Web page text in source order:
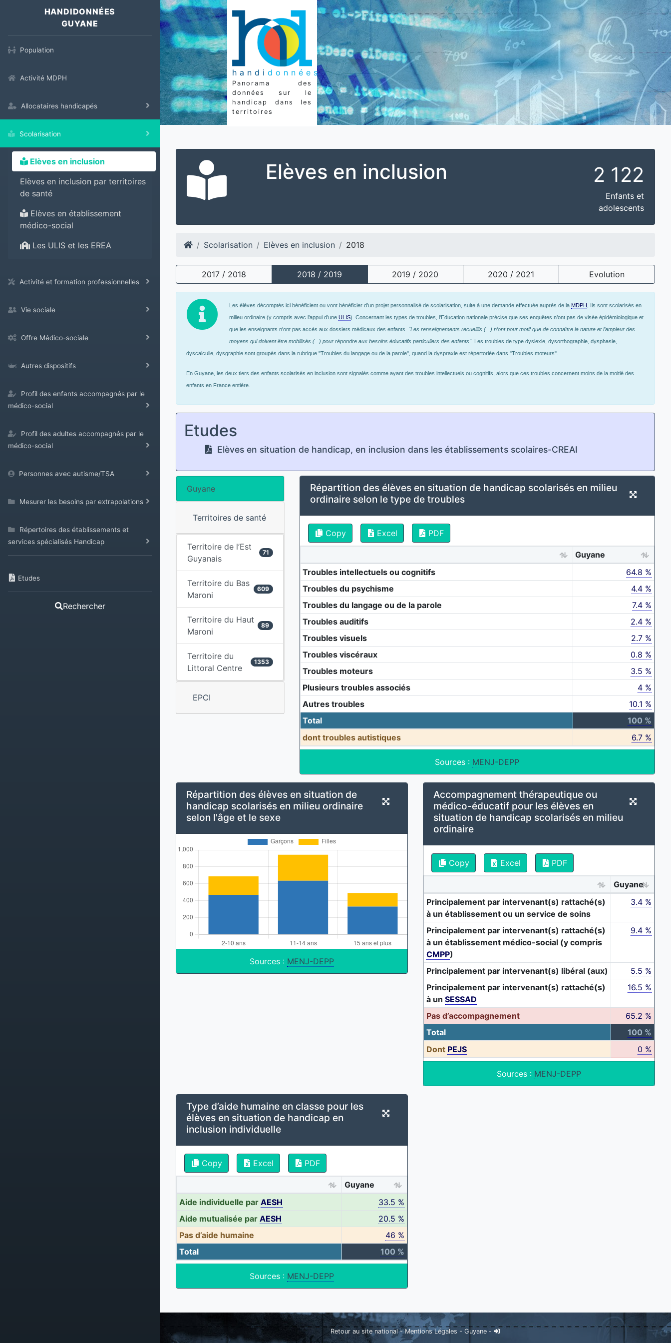
HANDIDONNÉES
GUYANE
Population
Activité MDPH
Allocataires handicapés
Scolarisation
Elèves en inclusion
Elèves en inclusion par territoires
de santé
Elèves en établissement
médico-social
Les ULIS et les EREA
Activité et formation professionnelles
Vie sociale
Offre Médico-sociale
Autres dispositifs
Profil des enfants accompagnés par le
médico-social
Profil des adultes accompagnés par le
médico-social
Personnes avec autisme/TSA
Mesurer les besoins par extrapolations
Répertoires des établissements et
services spécialisés Handicap
Etudes
Rechercher
handi données
Panorama des
données sur le
handicap dans les
territoires
Elèves en inclusion 2 122
Enfants et
adolescents
Scolarisation Elèves en inclusion 2018
2017 / 2018 2018 / 2019 2019 / 2020 2020 / 2021 Evolution
Les élèves décomptés ici bénéficient ou vont bénéficier d’un projet personnalisé de scolarisation, suite à une demande effectuée auprès de la MDPH , Ils sont scolarisés en
milieu ordinaire (y compris avec l’appui d’une ULIS). Concernant les types de troubles, l'Education nationale précise que ses enquêtes n’ont pas de visée épidémiologique et
que les enseignants n'ont pas accès aux dossiers médicaux des enfants. "Les renseignements recueillis (...) n’ont pour motif que de connaître la nature et l’ampleur des
moyens qui doivent être mobilisés (...) pour répondre aux besoins éducatifs particuliers des enfants". Les troubles de type dyslexie, dysorthographie, dysphasie,
dyscalculie, dysgraphie sont groupés dans la rubrique "Troubles du langage ou de la parole", quand la dyspraxie est répertoriée dans "Troubles moteurs".
En Guyane, les deux tiers des enfants scolarisés en inclusion sont signalés comme ayant des troubles intellectuels ou cognitifs, alors que ces troubles concernent moins de la moitié des
enfants en France entière.
Etudes
Elèves en situation de handicap, en inclusion dans les établissements scolaires-CREAI
Guyane
Territoires de santé
Territoire de l’Est
Guyanais
71
Territoire du Bas
Maroni
609
Territoire du Haut
Maroni
89
Territoire du
Littoral Centre
1353
EPCI
Répartition des élèves en situation de handicap scolarisés en milieu
ordinaire selon le type de troubles
Copy Excel PDF
Guyane
Troubles intellectuels ou cognitifs
64.8 %
Troubles du psychisme
4.4 %
Troubles du langage ou de la parole
7.4 %
Troubles auditifs
2.4 %
Troubles visuels
2.7 %
Troubles viscéraux
0.8 %
Troubles moteurs
3.5 %
Plusieurs troubles associés
4 %
Autres troubles
10.1 %
Total
100 %
dont troubles autistiques
6.7 %
Sources : MENJ-DEPP
Répartition des élèves en situation de
handicap scolarisés en milieu ordinaire
selon l'âge et le sexe
Sources : MENJ-DEPP
Accompagnement thérapeutique ou
médico-éducatif pour les élèves en
situation de handicap scolarisés en milieu
ordinaire
Copy Excel PDF
Guyane
Principalement par intervenant(s) rattaché(s)
à un établissement ou un service de soins
3.4 %
Principalement par intervenant(s) rattaché(s)
à un établissement médico-social (y compris
CMPP)
9.4 %
Principalement par intervenant(s) libéral (aux)
5.5 %
Principalement par intervenant(s) rattaché(s)
à un SESSAD
16.5 %
Pas d’accompagnement
65.2 %
Total
100 %
Dont PEJS 0 %
Sources : MENJ-DEPP
Type d’aide humaine en classe pour les
élèves en situation de handicap en
inclusion individuelle
Copy Excel PDF
Guyane
Aide individuelle par AESH
33.5 %
Aide mutualisée par AESH
20.5 %
Pas d’aide humaine
46 %
Total
100 %
Sources : MENJ-DEPP
Retour au site national -Mentions Légales - Guyane -